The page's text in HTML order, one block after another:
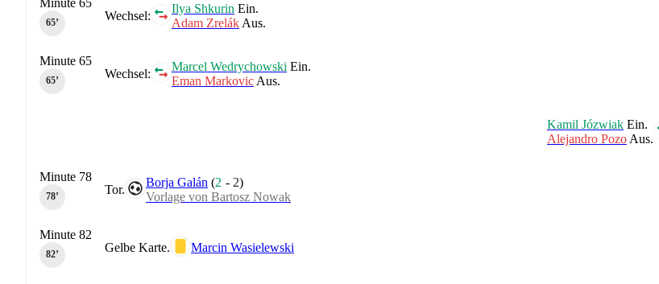
Wechsel:
Ilya Shkurin Ein.
Adam Zrelák Aus.
65‎’‎
Wechsel:
Marcel Wedrychowski Ein.
Eman Markovic Aus.
Minute 65
65‎’‎
Kamil Józwiak Ein.
Alejandro Pozo Aus.
Tor.
Borja Galán (2 - 2)
Vorlage von Bartosz Nowak
Minute 78
78‎’‎
Gelbe Karte. Marcin Wasielewski
Minute 82
82‎’‎